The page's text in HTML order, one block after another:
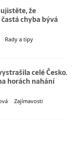
že
chyba bývá
Rady a tipy
celé Česko.
horách nahání
Zajímavosti